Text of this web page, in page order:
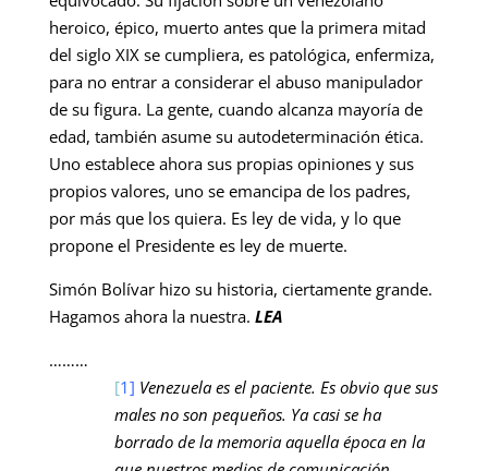
heroico, épico, muerto antes que la primera mitad
del siglo XIX se cumpliera, es patológica, enfermiza,
para no entrar a considerar el abuso manipulador
de su figura. La gente, cuando alcanza mayoría de
edad, también asume su autodeterminación ética.
Uno establece ahora sus propias opiniones y sus
propios valores, uno se emancipa de los padres,
por más que los quiera. Es ley de vida, y lo que
propone el Presidente es ley de muerte.
Simón Bolívar hizo su historia, ciertamente grande.
Hagamos ahora la nuestra. LEA
………
[1] Venezuela es el paciente. Es obvio que sus
males no son pequeños. Ya casi se ha
borrado de la memoria aquella época en la